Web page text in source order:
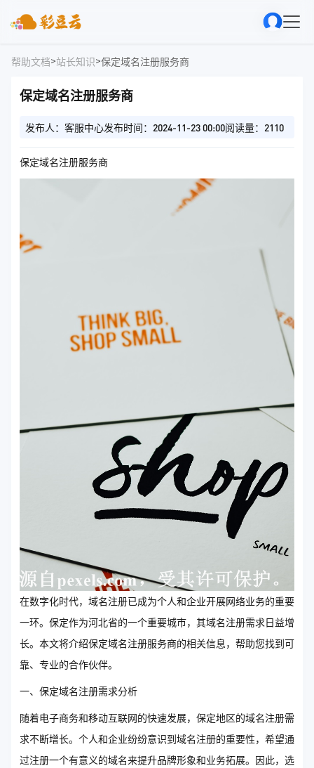
帮助文档>站长知识>保定域名注册服务商
保定域名注册服务商
发布人：客服中心发布时间：2024-11-23 00:00阅读量：2110
保定域名注册服务商
在数字化时代，域名注册已成为个人和企业开展网络业务的重要
一环。保定作为河北省的一个重要城市，其域名注册需求日益增
长。本文将介绍保定域名注册服务商的相关信息，帮助您找到可
靠、专业的合作伙伴。
一、保定域名注册需求分析
随着电子商务和移动互联网的快速发展，保定地区的域名注册需
求不断增长。个人和企业纷纷意识到域名注册的重要性，希望通
过注册一个有意义的域名来提升品牌形象和业务拓展。因此，选